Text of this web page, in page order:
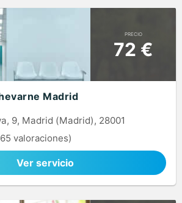
PRECIO
72 €
Madrid
9, Madrid (Madrid), 28001
valoraciones)
Ver servicio